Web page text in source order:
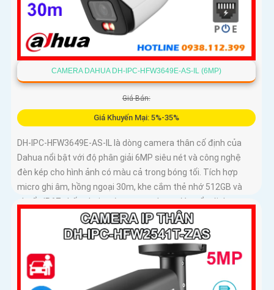
CAMERA DAHUA DH-IPC-HFW3649E-AS-IL (6MP)
Giá Bán:
Giá Khuyến Mại: 5%-35%
DH-IPC-HFW3649E-AS-IL là dòng camera thân cố định của
Dahua nổi bật với độ phân giải 6MP siêu nét và công nghệ
đèn kép cho hình ảnh có màu cả trong bóng tối. Tích hợp
micro ghi âm, hồng ngoại 30m, khe cắm thẻ nhớ 512GB và
chuẩn IP67 chống bụi nước,camera hoạt động ổn định trong
mọi điều kiện thời tiết